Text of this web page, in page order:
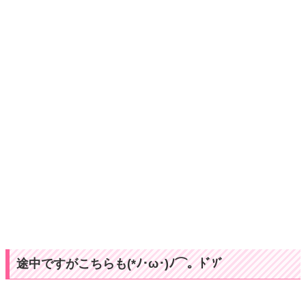
途中ですがこちらも(*ﾉ･ω･)ﾉ⌒。ﾄﾞｿﾞ